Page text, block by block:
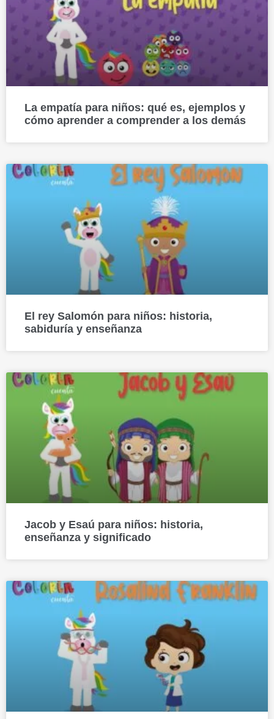
La empatía para niños: qué es, ejemplos y
cómo aprender a comprender a los demás
El rey Salomón para niños: historia,
sabiduría y enseñanza
Jacob y Esaú para niños: historia,
enseñanza y significado